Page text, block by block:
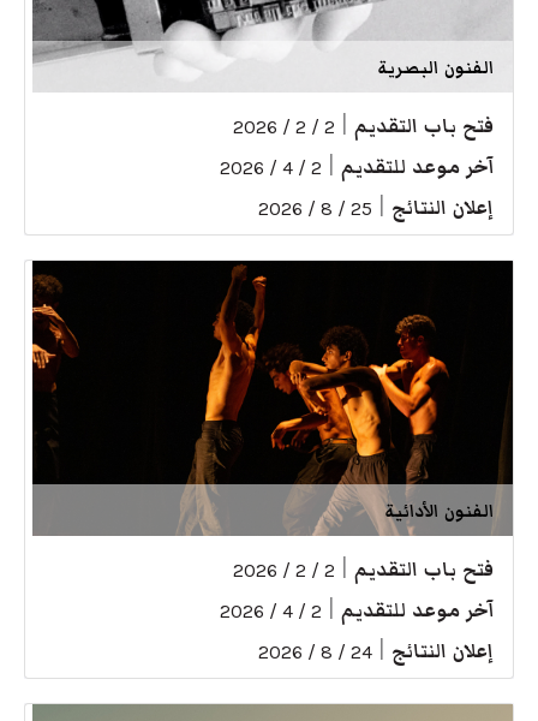
الفنون البصرية
فتح باب التقديم 2 / 2 / 2026
آخر موعد للتقديم 2 / 4 / 2026
إعلان النتائج 25 / 8 / 2026
الفنون الأدائية
فتح باب التقديم 2 / 2 / 2026
آخر موعد للتقديم 2 / 4 / 2026
إعلان النتائج 24 / 8 / 2026